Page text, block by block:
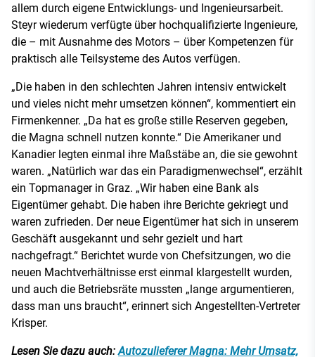
allem durch eigene Entwicklungs- und Ingenieursarbeit.
Steyr wiederum verfügte über hochqualifizierte Ingenieure,
die – mit Ausnahme des Motors – über Kompetenzen für
praktisch alle Teilsysteme des Autos verfügen.
„Die haben in den schlechten Jahren intensiv entwickelt
und vieles nicht mehr umsetzen können“, kommentiert ein
Firmenkenner. „Da hat es große stille Reserven gegeben,
die Magna schnell nutzen konnte.“ Die Amerikaner und
Kanadier legten einmal ihre Maßstäbe an, die sie gewohnt
waren. „Natürlich war das ein Paradigmenwechsel“, erzählt
ein Topmanager in Graz. „Wir haben eine Bank als
Eigentümer gehabt. Die haben ihre Berichte gekriegt und
waren zufrieden. Der neue Eigentümer hat sich in unserem
Geschäft ausgekannt und sehr gezielt und hart
nachgefragt.“ Berichtet wurde von Chefsitzungen, wo die
neuen Machtverhältnisse erst einmal klargestellt wurden,
und auch die Betriebsräte mussten „lange argumentieren,
dass man uns braucht“, erinnert sich Angestellten-Vertreter
Krisper.
Lesen Sie dazu auch:Autozulieferer Magna: Mehr Umsatz,